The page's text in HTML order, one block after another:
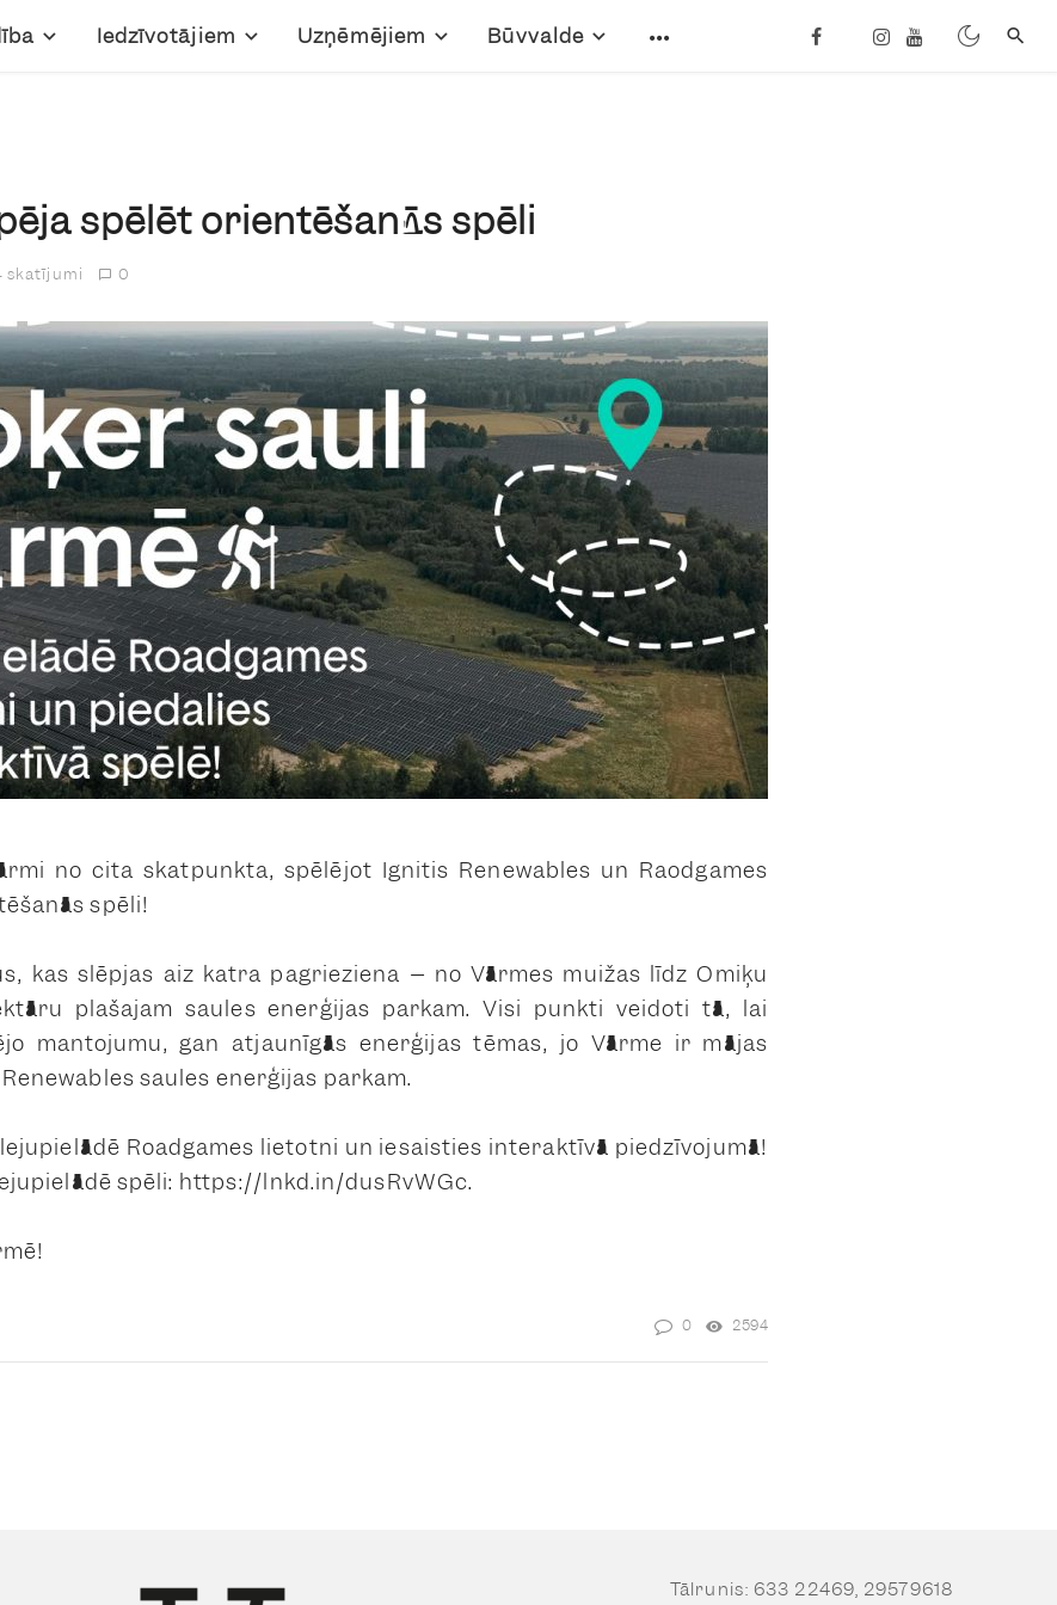
Iedzīvotājiem Uzņēmējiem Būvvalde
spēlēt orientēšanās spēli
skatījumi 0
no cita skatpunkta, spēlējot Ignitis Renewables un Raodgames
spēli!
slēpjas aiz katra pagrieziena – no Vārmes muižas līdz Omiķu
plašajam saules enerģijas parkam. Visi punkti veidoti tā, lai
mantojumu, gan atjaunīgās enerģijas tēmas, jo Vārme ir mājas
saules enerģijas parkam.
Roadgames lietotni un iesaisties interaktīvā piedzīvojumā!
spēli: https://lnkd.in/dusRvWGc.
0 2594
Tālrunis: 633 22469, 29579618